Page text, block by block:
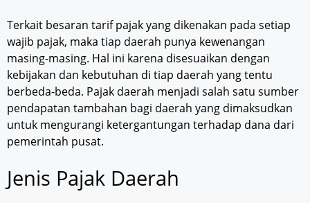
Terkait besaran tarif pajak yang dikenakan pada setiap
wajib pajak, maka tiap daerah punya kewenangan
masing-masing. Hal ini karena disesuaikan dengan
kebijakan dan kebutuhan di tiap daerah yang tentu
berbeda-beda. Pajak daerah menjadi salah satu sumber
pendapatan tambahan bagi daerah yang dimaksudkan
untuk mengurangi ketergantungan terhadap dana dari
pemerintah pusat.
Jenis Pajak Daerah